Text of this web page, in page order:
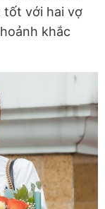
tốt với hai vợ
khắc